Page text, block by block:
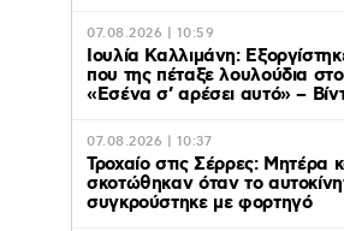
07.08.2026 | 10:59
Ιουλία Καλλιμάνη:
που της πέταξε λουλούδια
«Εσένα σ’ αρέσει αυτό» –
07.08.2026 | 10:37
Τροχαίο στις Σέρρες: Μητέρα
σκοτώθηκαν όταν το
συγκρούστηκε με φορτηγό